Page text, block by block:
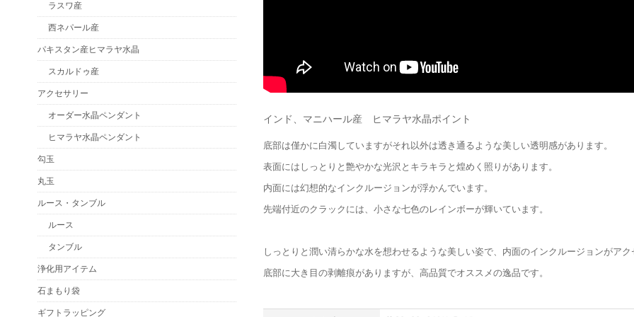
インド、マニハール産 ヒマラヤ水晶ポイント
底部は僅かに白濁していますがそれ以外は透き通るような美しい透明感があります。
表面にはしっとりと艶やかな光沢とキラキラと煌めく照りがあります。
内面には幻想的なインクルージョンが浮かんでいます。
先端付近のクラックには、小さな七色のレインボーが輝いています。
しっとりと潤い清らかな水を想わせるような美しい姿で、内面のインクルージョンがアク
底部に大き目の剥離痕がありますが、高品質でオススメの逸品です。
ラスワ産
西ネパール産
パキスタン産ヒマラヤ水晶
スカルドゥ産
アクセサリー
オーダー水晶ペンダント
ヒマラヤ水晶ペンダント
勾玉
丸玉
ルース・タンブル
ルース
タンブル
浄化用アイテム
石まもり袋
ギフトラッピング